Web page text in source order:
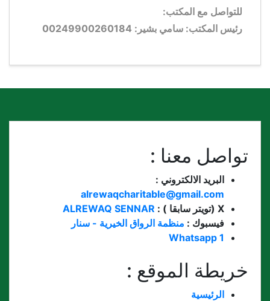
للتواصل مع المكتب:
رئيس المكتب: سامي بشير: 00249900260184
تواصل معنا :
البريد الالكتروني :
alrewaqcharitable@gmail.com
X (تويتر سابقا ) :
ALREWAQ SENNAR
فيسبوك : منظمة الرواق الخيرية - سنار
Whatsapp 1
خريطة الموقع :
الرئيسية